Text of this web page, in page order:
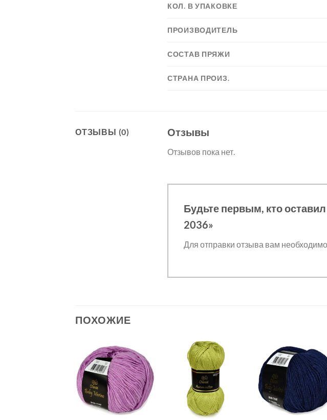
КОЛ. В УПАКОВКЕ
ПРОИЗВОДИТЕЛЬ
СОСТАВ ПРЯЖИ
СТРАНА ПРОИЗ.
ОТЗЫВЫ (0) Отзывы
Отзывов пока нет.
Будьте первым, кто
2036»
Для отправки отзыва вам необходимо
ПОХОЖИЕ
Добавить в
избранное.
Добавить в
избранное.
Добавить